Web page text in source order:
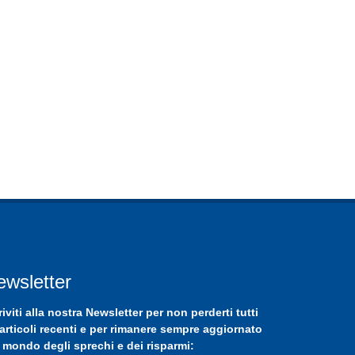
alla nostra Newsletterper non perderti tutti
recenti e per rimanere sempre aggiornato
degli sprechi e dei risparmi: